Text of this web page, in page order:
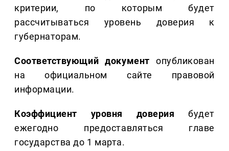
критерии, по которым будет
рассчитываться уровень доверия к
губернаторам.
Соответствующий документ опубликован
на официальном сайте правовой
информации.
Коэффициент уровня доверия будет
ежегодно предоставляться главе
государства до 1 марта.